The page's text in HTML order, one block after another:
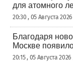
для атомного
20:30 , 05 Августа
Благодаря
Москве
20:15 , 05 Августа